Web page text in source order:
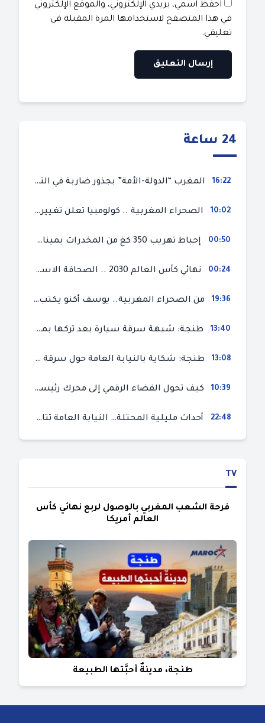
احفظ اسمي، بريدي الإلكتروني، والموقع الإلكتروني
في هذا المتصفح لاستخدامها المرة المقبلة في
تعليقي.
24 ساعة
16:22 المغرب “الدولة-الأمة” بجذور ضاربة في التاريخ دستوريا وثقافيا في إطار الحرية والاختيار
10:02 الصحراء المغربية .. كولومبيا تعلن تغييرا في موقفها وتعترف بسيادة المغرب على صحرائه
00:50 إحباط تهريب 350 كغ من المخدرات بميناء طنجة المتوسط
00:24 نهائي كأس العالم 2030 .. الصحافة الاسبانية قلقة من حسم الملف لصالح المغرب و”تتهم رئيس الفيفا”
19:36 من الصحراء المغربية.. يوسف أكنو يكتب عن أزمة سبتة المحتلة ويؤكد ان الهجرة السرية ليست حلا وبناء الوطن هو الخيار الأفضل
13:40 طنجة: شبهة سرقة سيارة بعد تركها بمحل ميكانيك للإصلاح
13:08 طنجة: شكاية بالنيابة العامة حول سرقة سيارة تركها صاحبها بمحل ميكانيك للإصلاح
10:39 كيف تحول الفضاء الرقمي إلى محرك رئيسي لأحداث الهجرة في سبتة؟
22:48 أحداث مليلية المحتلة… النيابة العامة تتابع 50 متورطا في محاولة اقتحام السياح الحدودي بتهم ثقيلة
TV
فرحة الشعب المغربي بالوصول لربع نهائي كأس
العالم أمريكا
طنجة، مدينةٌ أحبَّتها الطبيعة